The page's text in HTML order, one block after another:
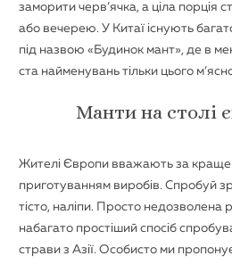
заморити черв’ячка, а ціла порція
або вечерею. У Китаї існують
під назвою «Будинок мант», де в
ста найменувань тільки цього
Манти на столі
Жителі Європи вважають за краще
приготуванням виробів. Спробуй
тісто, наліпи. Просто недозволена
набагато простіший спосіб
страви з Азії. Особисто ми